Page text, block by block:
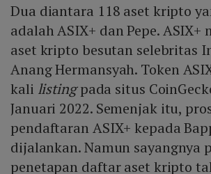
Dua diantara 118 aset kripto
adalah ASIX+ dan Pepe. ASIX+
aset kripto besutan selebritas
Anang Hermansyah. Token
kali listingpada situs
Januari 2022. Semenjak itu,
pendaftaran ASIX+ kepada
dijalankan. Namun sayangnya
penetapan daftar aset kripto